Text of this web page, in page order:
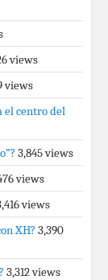
views
views
el centro del
3,845 views
views
views
XH? 3,390
3,312 views